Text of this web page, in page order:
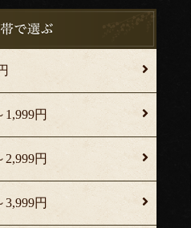
1,999円
2,999円
3,999円